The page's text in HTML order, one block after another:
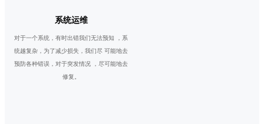
系统运维
对于一个系统，有时出错我们无法预知 ，系
统越复杂，为了减少损失，我们尽 可能地去
预防各种错误，对于突发情况 ，尽可能地去
修复。